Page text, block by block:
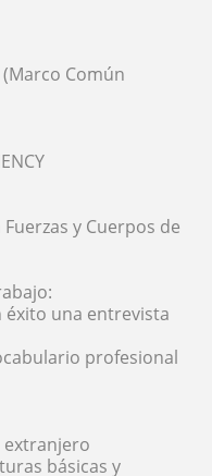
Común
y Cuerpos de
una entrevista
profesional
extranjero
básicas y